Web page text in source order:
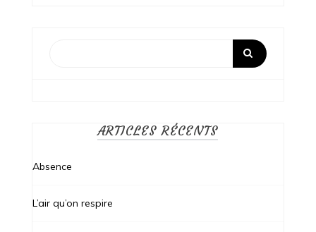
ARTICLES RÉCENTS
Absence
L’air qu’on respire